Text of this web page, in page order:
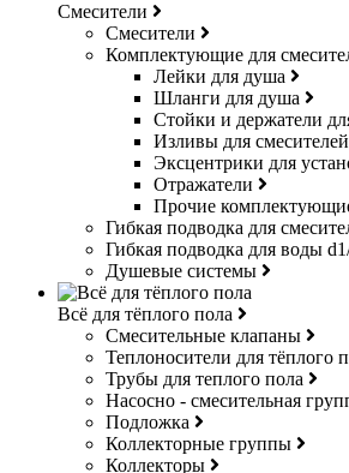
Смесители
Смесители
Комплектующие для
Лейки для душа
Шланги для душа
Стойки и держатели
Изливы для смесителей
Эксцентрики для
Отражатели
Прочие
Гибкая подводка для
Гибкая подводка для воды
Душевые системы
Всё для тёплого пола
Смесительные клапаны
Теплоносители для тёплого
Трубы для теплого пола
Насосно - смесительная
Подложка
Коллекторные группы
Коллекторы